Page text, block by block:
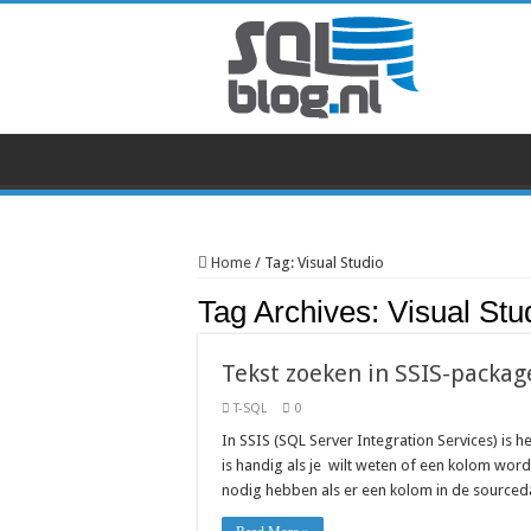
Home / Tag: Visual Studio
Tag Archives: Visual
Tekst zoeken in SSIS-
T-SQL 0
In SSIS (SQL Server Integration Services) is
is handig als je wilt weten of een kolom
nodig hebben als er een kolom in de